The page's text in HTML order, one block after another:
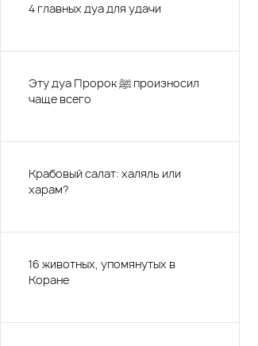
4 главных дуа для удачи
Эту дуа Пророк ﷺ произносил
чаще всего
Крабовый салат: халяль или
харам?
16 животных, упомянутых в
Коране